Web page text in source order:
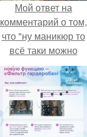
Мой ответ на
комментарий о том,
что "ну маникюр то
всё таки можно
было бы сделать.